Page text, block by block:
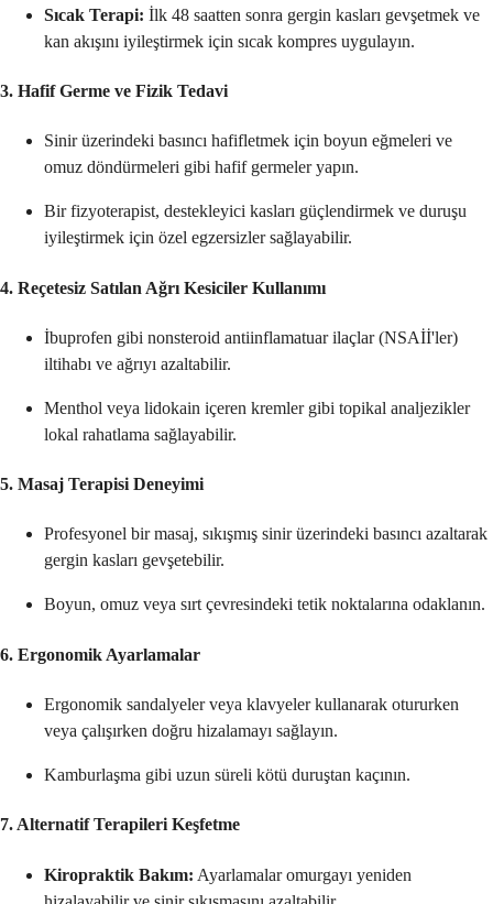
Sıcak Terapi: İlk 48 saatten sonra gergin kasları gevşetmek ve
kan akışını iyileştirmek için sıcak kompres uygulayın.
3. Hafif Germe ve Fizik Tedavi
Sinir üzerindeki basıncı hafifletmek için boyun eğmeleri ve
omuz döndürmeleri gibi hafif germeler yapın.
Bir fizyoterapist, destekleyici kasları güçlendirmek ve duruşu
iyileştirmek için özel egzersizler sağlayabilir.
4. Reçetesiz Satılan Ağrı Kesiciler Kullanımı
İbuprofen gibi nonsteroid antiinflamatuar ilaçlar (NSAİİ'ler)
iltihabı ve ağrıyı azaltabilir.
Menthol veya lidokain içeren kremler gibi topikal analjezikler
lokal rahatlama sağlayabilir.
5. Masaj Terapisi Deneyimi
Profesyonel bir masaj, sıkışmış sinir üzerindeki basıncı azaltarak
gergin kasları gevşetebilir.
Boyun, omuz veya sırt çevresindeki tetik noktalarına odaklanın.
6. Ergonomik Ayarlamalar
Ergonomik sandalyeler veya klavyeler kullanarak otururken
veya çalışırken doğru hizalamayı sağlayın.
Kamburlaşma gibi uzun süreli kötü duruştan kaçının.
7. Alternatif Terapileri Keşfetme
Kiropraktik Bakım: Ayarlamalar omurgayı yeniden